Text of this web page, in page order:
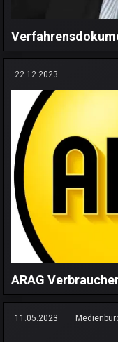
22.12.2023
ARAG
11.05.2023